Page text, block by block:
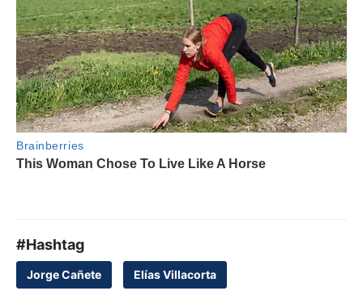
#Hashtag
Jorge Cañete Elías Villacorta